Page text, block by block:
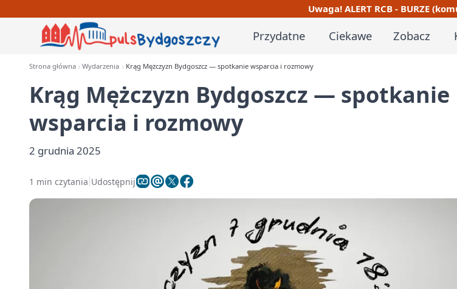
Uwaga! ALERT RCB - BURZE
Przydatne Ciekawe Zobacz
Strona główna Wydarzenia Krąg Mężczyzn Bydgoszcz — spotkanie wsparcia i rozmowy
Krąg Mężczyzn Bydgoszcz — spotkanie
wsparcia i rozmowy
2 grudnia 2025
1 min czytania Udostępnij